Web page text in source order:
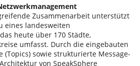
Zusammenarbeit unterstützt
eines landesweiten
heute über 170 Städte,
umfasst. Durch die eingebauten
(Topics) sowie strukturierte Message-
von SpeakSphere